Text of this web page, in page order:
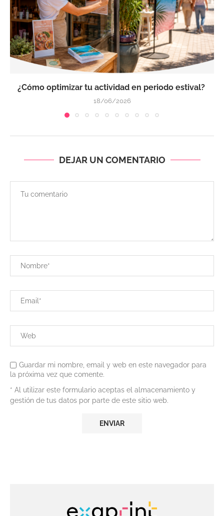
¿Cómo optimizar tu actividad en periodo estival?
18/06/2026
DEJAR UN COMENTARIO
Guardar mi nombre, email y web en este navegador para
la próxima vez que comente.
* Al utilizar este formulario aceptas el almacenamiento y
gestión de tus datos por parte de este sitio web.